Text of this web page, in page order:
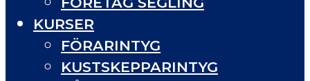
KURSER
FÖRARINTYG
KUSTSKEPPARINTYG